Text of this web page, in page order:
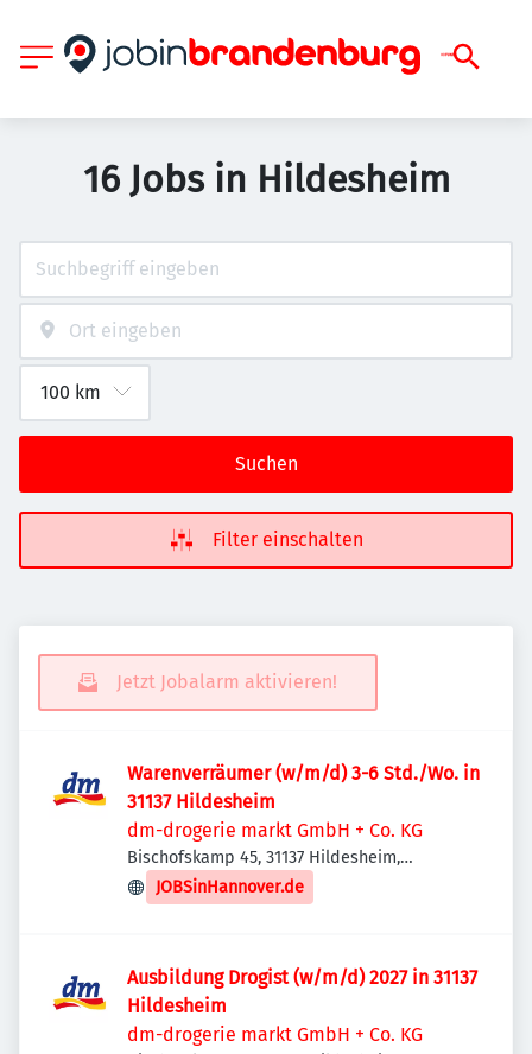
16 Jobs in Hildesheim
Suchen
Filter einschalten
Jetzt Jobalarm aktivieren!
Warenverräumer (w/m/d) 3-6 Std./Wo. in
31137 Hildesheim
dm-drogerie markt GmbH + Co. KG
Bischofskamp 45, 31137 Hildesheim,
Deutschland
JOBSinHannover.de
Ausbildung Drogist (w/m/d) 2027 in 31137
Hildesheim
dm-drogerie markt GmbH + Co. KG